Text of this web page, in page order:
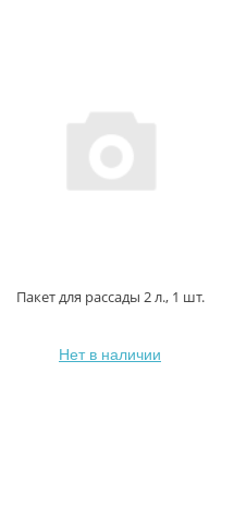
Пакет для рассады 2 л., 1 шт.
Нет в наличии